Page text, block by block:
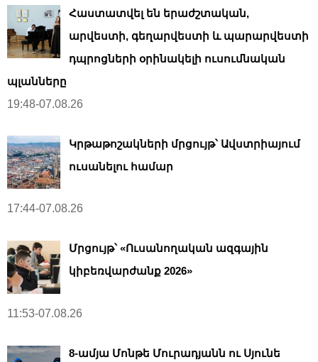
n
Հաստատվել են երաժշտական,
արվեստի, գեղարվեստի և պարարվեստի
դպրոցների օրինակելի ուսումնական
պլանները
19:48-07.08.26
Կրթաթոշակների մրցույթ՝ Ավստրիայում
ուսանելու համար
17:44-07.08.26
Մրցույթ՝ «Ուսանողական ազգային
կիբեռվարժանք 2026»
11:53-07.08.26
8-ամյա Մոնթե Մուրադյանն ու Սյունե